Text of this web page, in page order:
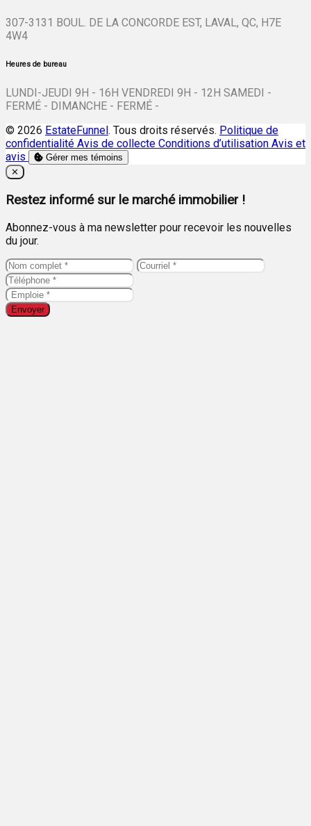
307-3131 BOUL. DE LA CONCORDE EST, LAVAL, QC, H7E
4W4
Heures de bureau
LUNDI-JEUDI 9H - 16H VENDREDI 9H - 12H SAMEDI -
FERMÉ - DIMANCHE - FERMÉ -
© 2026 EstateFunnel. Tous droits réservés. Politique de
confidentialité Avis de collecte Conditions d’utilisation Avis et
avis
Gérer mes témoins
Close
✕
Restez informé sur le marché immobilier !
Abonnez-vous à ma newsletter pour recevoir les nouvelles
du jour.
Envoyer